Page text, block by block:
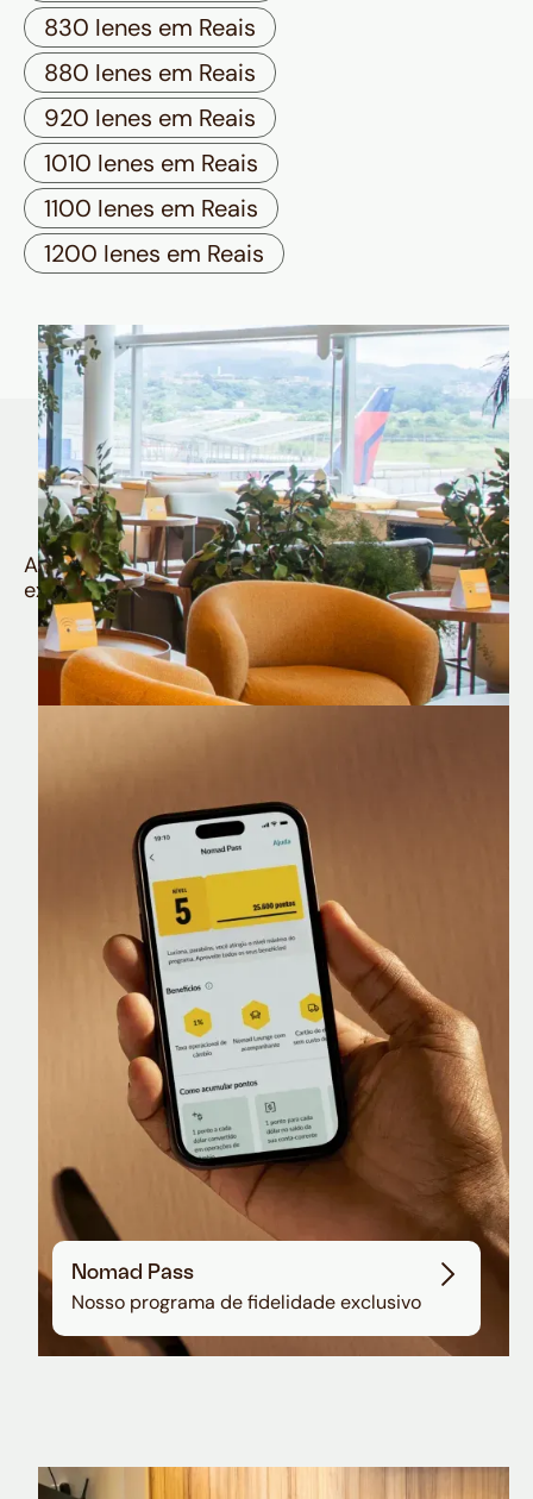
830 Ienes em Reais
880 Ienes em Reais
920 Ienes em Reais
1010 Ienes em Reais
1100 Ienes em Reais
1200 Ienes em Reais
Quem é Nomad tem
muito mais
Aproveite todos os benefícios e vantagens
exclusivas da sua Conta Internacional
Nomad Lounge
Sala VIP no Aeroporto de Guarulhos
Nomad Pass
Nosso programa de fidelidade exclusivo